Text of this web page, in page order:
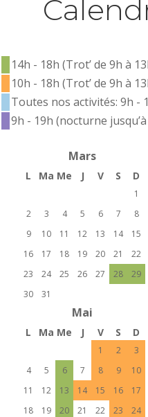
14h - 18h (Trot’ de 9h à
10h - 18h (Trot’ de 9h à
Toutes nos activités: 9h -
9h - 19h (nocturne
Mars
L Ma Me J V S D
1
2
3 4 5 6 7
8
9
10 11 12 13 14
15
16
17 18 19 20 21
22
23
24 25 26 27 28
29
30
31
Mai
L Ma Me J V S D
1 2
3
4
5 6 7 8 9
10
11
12 13 14 15 16
17
18
19 20 21 22 23
24